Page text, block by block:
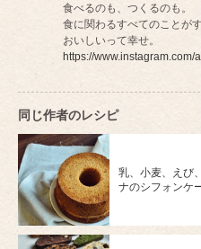
食べるのも、つくるのも。
食に関わるすべてのことがす
おいしいって幸せ。
https://www.instagram.com/
同じ作者のレシピ
乳、小麦、えび
ナのシフォンケ